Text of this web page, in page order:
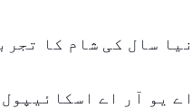
نیا سال کی شام کا
اے یو آر اے